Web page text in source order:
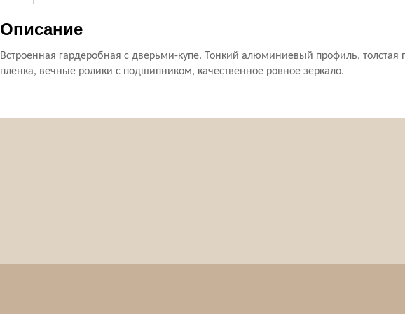
Описание
Встроенная гардеробная с дверьми-купе. Тонкий алюминиевый профиль, толстая
пленка, вечные ролики с подшипником, качественное ровное зеркало.